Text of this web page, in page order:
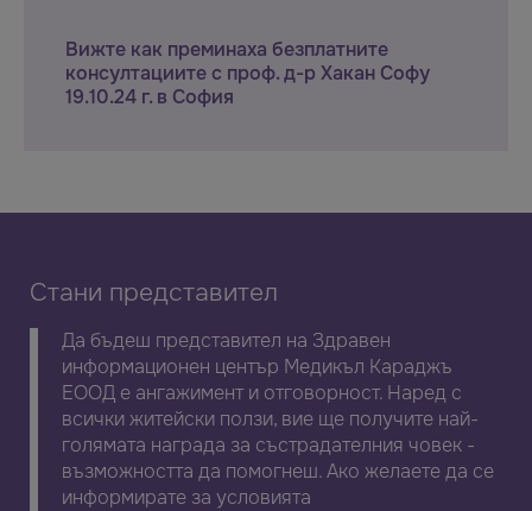
Вижте как преминаха безплатните
консултациите с проф. д-р Хакан Софу
19.10.24 г. в София
Стани представител
Да бъдеш представител на Здравен
информационен център Медикъл Караджъ
ЕООД е ангажимент и отговорност. Наред с
всички житейски ползи, вие ще получите най-
голямата награда за състрадателния човек -
възможността да помогнеш. Ако желаете да се
информирате за условията